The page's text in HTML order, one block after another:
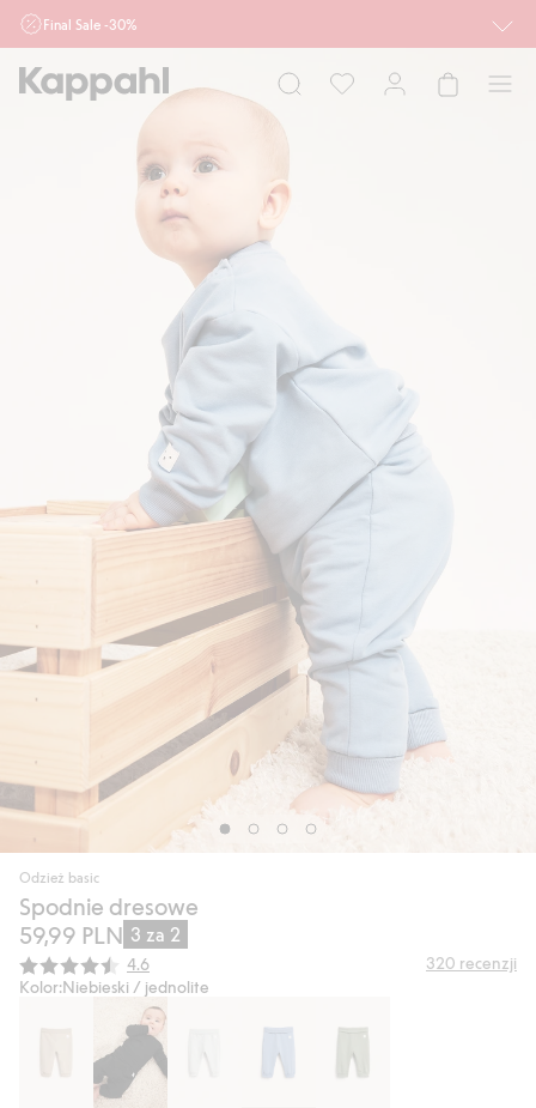
Final Sale -30%
działu outlet do 10.8 w sklepach Kappahl i Newbie oraz na kappahl.com. Ofert
nie łączymy
Mężczyzna
Odzież basic
Spodnie dresowe
59,99 PLN 3 za 2
Średnia ocena:
4.6 320 recenzji
Kolor:Niebieski / jednolite